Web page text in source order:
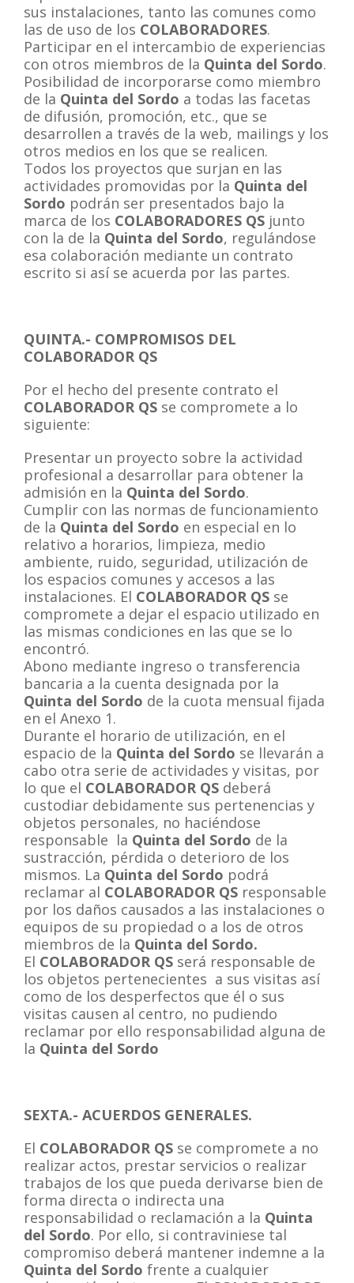
sus instalaciones, tanto las comunes como
las de uso de los COLABORADORES.
Participar en el intercambio de experiencias
con otros miembros de la Quinta del Sordo.
Posibilidad de incorporarse como miembro
de la Quinta del Sordo a todas las facetas
de difusión, promoción, etc., que se
desarrollen a través de la web, mailings y los
otros medios en los que se realicen.
Todos los proyectos que surjan en las
actividades promovidas por la Quinta del
Sordo podrán ser presentados bajo la
marca de los COLABORADORES QS junto
con la de la Quinta del Sordo, regulándose
esa colaboración mediante un contrato
escrito si así se acuerda por las partes.
QUINTA.- COMPROMISOS DEL
COLABORADOR QS
Por el hecho del presente contrato el
COLABORADOR QS se compromete a lo
siguiente:
Presentar un proyecto sobre la actividad
profesional a desarrollar para obtener la
admisión en la Quinta del Sordo.
Cumplir con las normas de funcionamiento
de la Quinta del Sordo en especial en lo
relativo a horarios, limpieza, medio
ambiente, ruido, seguridad, utilización de
los espacios comunes y accesos a las
instalaciones. El COLABORADOR QS se
compromete a dejar el espacio utilizado en
las mismas condiciones en las que se lo
encontró.
Abono mediante ingreso o transferencia
bancaria a la cuenta designada por la
Quinta del Sordo de la cuota mensual fijada
en el Anexo 1.
Durante el horario de utilización, en el
espacio de la Quinta del Sordo se llevarán a
cabo otra serie de actividades y visitas, por
lo que el COLABORADOR QS deberá
custodiar debidamente sus pertenencias y
objetos personales, no haciéndose
responsable la Quinta del Sordo de la
sustracción, pérdida o deterioro de los
mismos. La Quinta del Sordo podrá
reclamar al COLABORADOR QS responsable
por los daños causados a las instalaciones o
equipos de su propiedad o a los de otros
miembros de la Quinta del Sordo.
El COLABORADOR QS será responsable de
los objetos pertenecientes a sus visitas así
como de los desperfectos que él o sus
visitas causen al centro, no pudiendo
reclamar por ello responsabilidad alguna de
la Quinta del Sordo
SEXTA.- ACUERDOS GENERALES.
El COLABORADOR QS se compromete a no
realizar actos, prestar servicios o realizar
trabajos de los que pueda derivarse bien de
forma directa o indirecta una
responsabilidad o reclamación a la Quinta
del Sordo. Por ello, si contraviniese tal
compromiso deberá mantener indemne a la
Quinta del Sordo frente a cualquier